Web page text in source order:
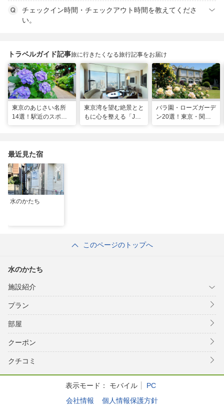
チェックイン時間・チェックアウト時間を教えてくださ
い。
トラベルガイド記事旅に行きたくなる旅行記事をお届け
東京のあじさい名所
14選！駅近のスポッ
東京湾を望む絶景とと
もに心を整える「JW
バラ園・ローズガーデ
ン20選！東京・関東
最近見た宿
水のかたち
このページのトップへ
水のかたち
施設紹介
プラン
部屋
クーポン
クチコミ
表示モード： モバイル
PC
会社情報
個人情報保護方針